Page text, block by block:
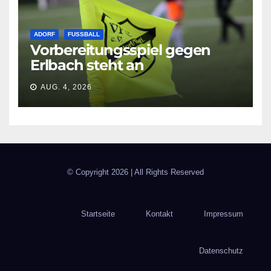
ADORF FUSSBALL
Vorbereitungsspiel gegen
Erlbach steht an
AUG. 4, 2026
© Copyright 2026 | All Rights Reserved
Startseite Kontakt Impressum
Datenschutz